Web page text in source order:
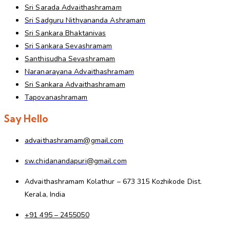
Sri Sarada Advaithashramam
Sri Sadguru Nithyananda Ashramam
Sri Sankara Bhaktanivas
Sri Sankara Sevashramam
Santhisudha Sevashramam
Naranarayana Advaithashramam
Sri Sankara Advaithashramam
Tapovanashramam
Say Hello
advaithashramam@gmail.com
sw.chidanandapuri@gmail.com
Advaithashramam Kolathur – 673 315 Kozhikode Dist.
Kerala, India
+91 495 – 2455050